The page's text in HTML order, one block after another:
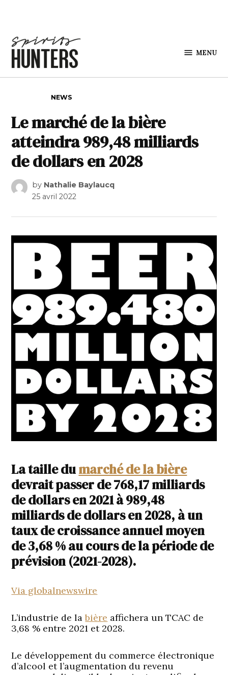
MENU
NEWS
Le marché de la bière
atteindra 989,48 milliards
de dollars en 2028
by Nathalie Baylaucq
25 avril 2022
La taille dumarché de la bière
devrait passer de 768,17 milliards
de dollars en 2021 à 989,48
milliards de dollars en 2028, à un
taux de croissance annuel moyen
de 3,68 % au cours de la période de
prévision (2021-2028).
Via globalnewswire
L’industrie de labière affichera un TCAC de
3,68 % entre 2021 et 2028.
Le développement du commerce électronique
d’alcool et l’augmentation du revenu